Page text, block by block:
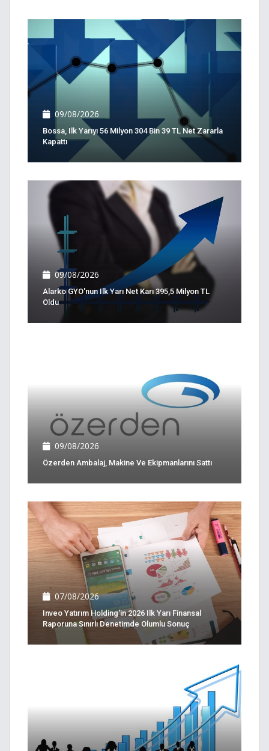
09/08/2026
Bossa, Ilk Yarıyı 56 Milyon 304 Bin 39 TL Net Zararla
Kapattı
09/08/2026
Alarko GYO'nun Ilk Yarı Net Karı 395,5 Milyon TL
Oldu
09/08/2026
Özerden Ambalaj, Makine Ve Ekipmanlarını Sattı
07/08/2026
Inveo Yatırım Holding'in 2026 Ilk Yarı Finansal
Raporuna Sınırlı Denetimde Olumlu Sonuç